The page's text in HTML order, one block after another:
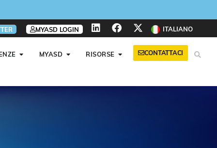
MYASD LOGIN ITALIANO
MYASD RISORSE CONTATTACI